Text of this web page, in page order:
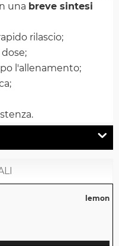
una breve sintesi
rilascio;
l'allenamento;
lemon